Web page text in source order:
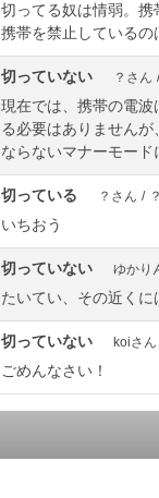
切ってる奴は情弱。
携帯を禁止しているの
切っていない ？さん /
現在では、携帯の電
る必要はありません
ならないマナーモード
切っている ？さん / ？
いちおう
切っていない ゆかり
たいてい、その近くに
切っていない koiさん
ごめんなさい！